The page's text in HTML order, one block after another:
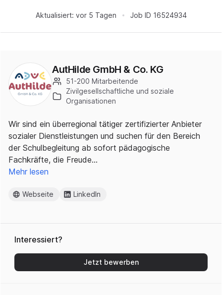
Aktualisiert: vor 5 Tagen Job ID 16524934
AutHilde GmbH & Co. KG
51-200 Mitarbeitende
Zivilgesellschaftliche und soziale
Organisationen
Wir sind ein überregional tätiger zertifizierter Anbieter
sozialer Dienstleistungen und suchen für den Bereich
der Schulbegleitung ab sofort pädagogische
Fachkräfte, die Freude…
Mehr lesen
Webseite LinkedIn
Interessiert?
Jetzt bewerben